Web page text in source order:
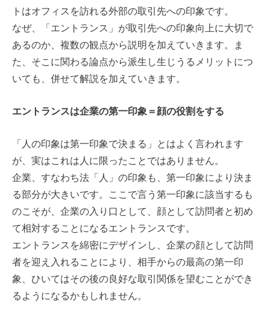
トはオフィスを訪れる外部の取引先への印象です。
なぜ、「エントランス」が取引先への印象向上に大切で
あるのか、複数の観点から説明を加えていきます。ま
た、そこに関わる論点から派生し生じうるメリットにつ
いても、併せて解説を加えていきます。
エントランスは企業の第一印象＝顔の役割をする
「人の印象は第一印象で決まる」とはよく言われます
が、実はこれは人に限ったことではありません。
企業、すなわち法「人」の印象も、第一印象により決ま
る部分が大きいです。ここで言う第一印象に該当するも
のこそが、企業の入り口として、顔として訪問者と初め
て相対することになるエントランスです。
エントランスを綿密にデザインし、企業の顔として訪問
者を迎え入れることにより、相手からの最高の第一印
象、ひいてはその後の良好な取引関係を望むことができ
るようになるかもしれません。